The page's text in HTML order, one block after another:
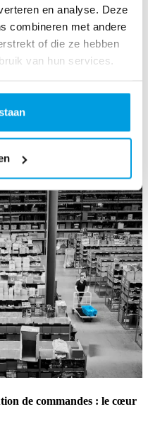
en analyse. Deze
combineren met andere
of die ze hebben
van hun services.
tes besoins en matière
mesure que ton entreprise se
de notre expérience et
de commandes : le cœur